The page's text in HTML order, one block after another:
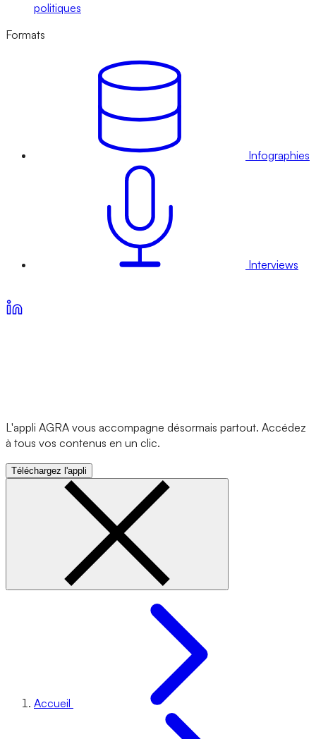
politiques
Formats
Infographies
Interviews
L'appli AGRA vous accompagne désormais partout. Accédez
à tous vos contenus en un clic.
Téléchargez l'appli
Accueil